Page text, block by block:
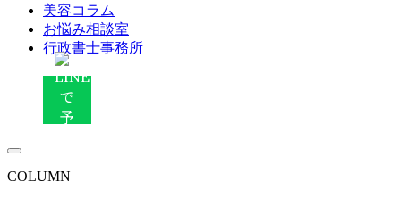
美容コラム
お悩み相談室
行政書士事務所
COLUMN